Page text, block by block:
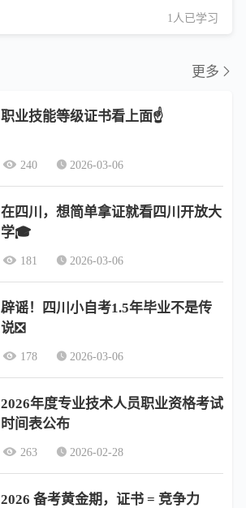
1人已学习
更多
职业技能等级证书看上面☝️
240 2026-03-06
在四川，想简单拿证就看四川开放大
学🎓
181 2026-03-06
辟谣！四川小自考1.5年毕业不是传
说❎
178 2026-03-06
2026年度专业技术人员职业资格考试
时间表公布
263 2026-02-28
2026 备考黄金期，证书 = 竞争力